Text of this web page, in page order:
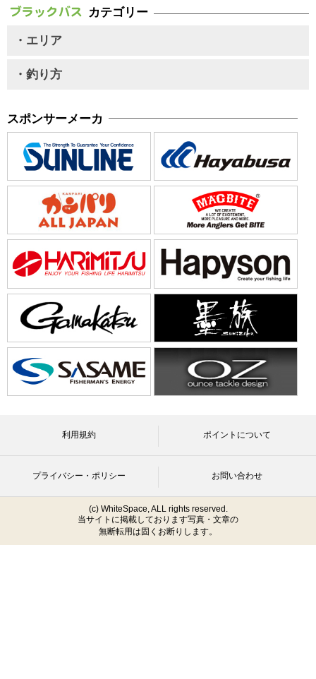
カテゴリー
・エリア
・釣り方
スポンサーメーカ
利用規約 ポイントについて
プライバシー・ポリシー お問い合わせ
(c) WhiteSpace, ALL rights reserved.
当サイトに掲載しております写真・文章の
無断転用は固くお断りします。